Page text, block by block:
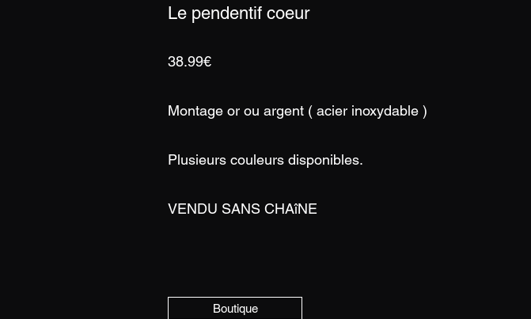
Le pendentif coeur
38.99€
Montage or ou argent ( acier inoxydable )
Plusieurs couleurs disponibles.
VENDU SANS CHAîNE
Boutique